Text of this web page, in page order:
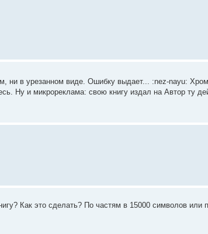
ни в урезанном виде. Ошибку выдает... :nez-nayu:
Ну и микрореклама: свою книгу издал на Автор ту
Как это сделать? По частям в 15000 символов или